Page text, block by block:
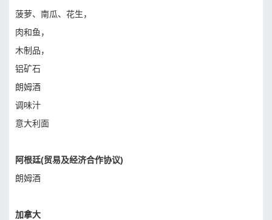
菠萝、南瓜、花生，
肉和鱼，
木制品，
铝矿石
朗姆酒
调味汁
意大利面
阿根廷(贸易及经济合作协议)
朗姆酒
加拿大